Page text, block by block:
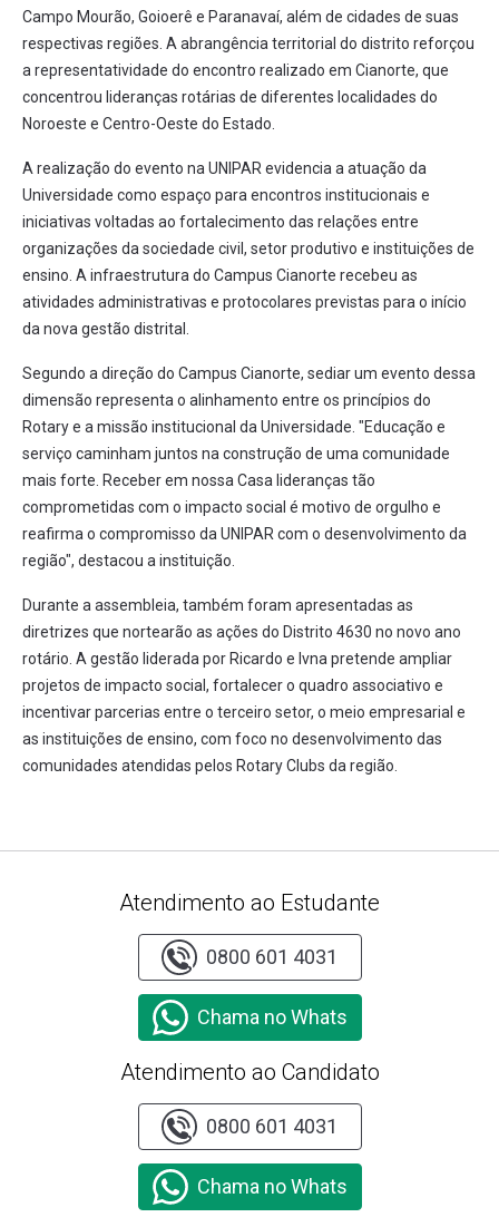
Campo Mourão, Goioerê e Paranavaí, além de cidades de suas
respectivas regiões. A abrangência territorial do distrito reforçou
a representatividade do encontro realizado em Cianorte, que
concentrou lideranças rotárias de diferentes localidades do
Noroeste e Centro-Oeste do Estado.
A realização do evento na UNIPAR evidencia a atuação da
Universidade como espaço para encontros institucionais e
iniciativas voltadas ao fortalecimento das relações entre
organizações da sociedade civil, setor produtivo e instituições de
ensino. A infraestrutura do Campus Cianorte recebeu as
atividades administrativas e protocolares previstas para o início
da nova gestão distrital.
Segundo a direção do Campus Cianorte, sediar um evento dessa
dimensão representa o alinhamento entre os princípios do
Rotary e a missão institucional da Universidade. "Educação e
serviço caminham juntos na construção de uma comunidade
mais forte. Receber em nossa Casa lideranças tão
comprometidas com o impacto social é motivo de orgulho e
reafirma o compromisso da UNIPAR com o desenvolvimento da
região", destacou a instituição.
Durante a assembleia, também foram apresentadas as
diretrizes que nortearão as ações do Distrito 4630 no novo ano
rotário. A gestão liderada por Ricardo e Ivna pretende ampliar
projetos de impacto social, fortalecer o quadro associativo e
incentivar parcerias entre o terceiro setor, o meio empresarial e
as instituições de ensino, com foco no desenvolvimento das
comunidades atendidas pelos Rotary Clubs da região.
Atendimento ao Estudante
0800 601 4031
Chama no Whats
Atendimento ao Candidato
0800 601 4031
Chama no Whats